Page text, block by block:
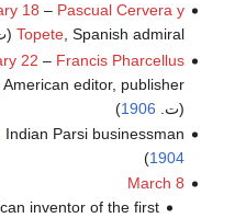
18 – Pascual Cervera y
Topete, Spanish admiral (ت.
22 – Francis Pharcellus
, American editor, publisher
(ت. 1906
)
, Indian Parsi businessman (ت.
1904
)
March 8
inventor of the first